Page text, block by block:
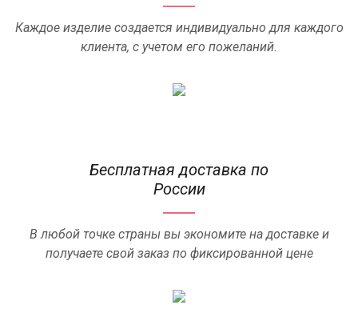
Каждое изделие создается индивидуально для каждого
клиента, с учетом его пожеланий.
Бесплатная доставка по
России
В любой точке страны вы экономите на доставке и
получаете свой заказ по фиксированной цене